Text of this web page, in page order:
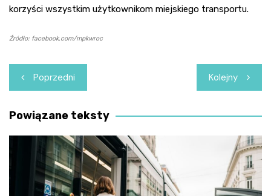
korzyści wszystkim użytkownikom miejskiego transportu.
Źródło: facebook.com/mpkwroc
Nawigacja
wpisu
Poprzedni Kolejny
Powiązane teksty